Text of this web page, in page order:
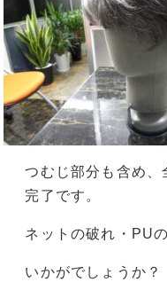
つむじ部分も含め、
完了です。
ネットの破れ・PU
いかがでしょうか？